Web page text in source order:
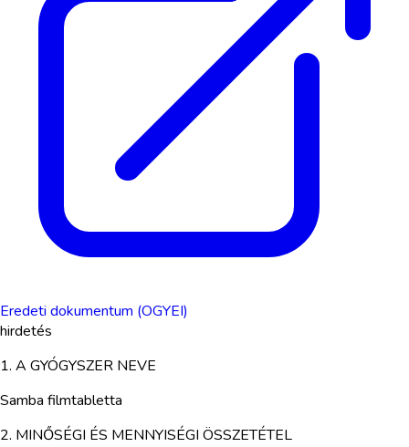
Eredeti dokumentum (OGYEI)
hirdetés
1. A GYÓGYSZER NEVE
Samba filmtabletta
2. MINŐSÉGI ÉS MENNYISÉGI ÖSSZETÉTEL